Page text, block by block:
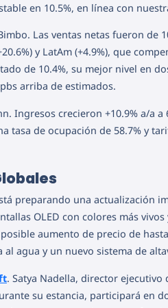
en 10.5%, en línea con
Las ventas netas fueron de
y LatAm (+4.9%), que
de 10.4%, su mejor nivel en
arriba de estimados.
Ingresos crecieron +10.9% a/a
tasa de ocupación de 58.7% y
preparando una actualización
OLED con colores más
aumento de precio de
al agua y un nuevo sistema de
. Satya Nadella, director
su estancia, participará en